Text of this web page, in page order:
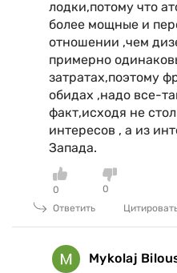
лодки,потому что
более мощные и
отношении ,чем
примерно
затратах,поэтому
обидах ,надо все-
факт,исходя не
интересов , а из
Запада.
0
0
Ответить
Mykolaj